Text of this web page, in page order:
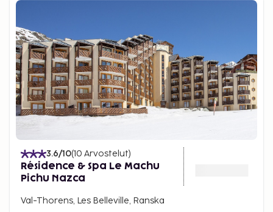
3.6/10(10 Arvostelut)
Résidence & Spa Le Machu
Pichu Nazca
Val-Thorens, Les Belleville, Ranska